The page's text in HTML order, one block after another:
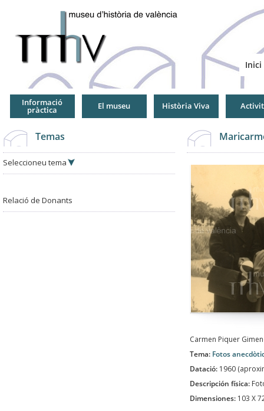
Inici
Informació
pràctica El museu Història Viva
Temas
Seleccioneu tema
Relació de Donants
Carmen Piquer
Tema: Fotos
Datació: 1960
Descripción física:
Dimensiones: 103 X